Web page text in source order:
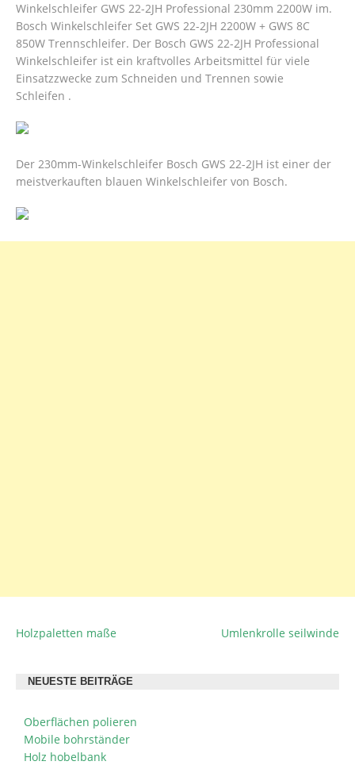
Winkelschleifer GWS 22-2JH Professional 230mm 2200W im.
Bosch Winkelschleifer Set GWS 22-2JH 2200W + GWS 8C
850W Trennschleifer. Der Bosch GWS 22-2JH Professional
Winkelschleifer ist ein kraftvolles Arbeitsmittel für viele
Einsatzzwecke zum Schneiden und Trennen sowie
Schleifen .
Der 230mm-Winkelschleifer Bosch GWS 22-2JH ist einer der
meistverkauften blauen Winkelschleifer von Bosch.
BEITRAGSNAVIGATION
Holzpaletten maße Umlenkrolle seilwinde
NEUESTE BEITRÄGE
Oberflächen polieren
Mobile bohrständer
Holz hobelbank